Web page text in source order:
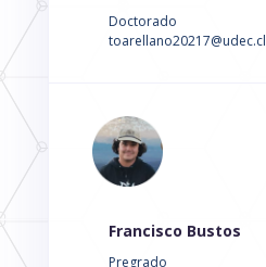
Doctorado
toarellano20217@udec.cl
Francisco Bustos
Pregrado